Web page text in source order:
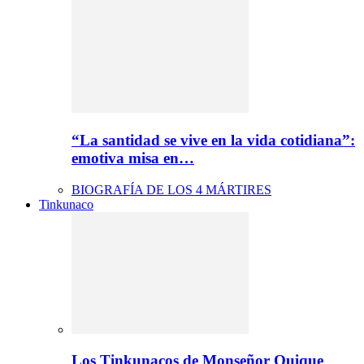
“La santidad se vive en la vida cotidiana”:
emotiva misa en…
BIOGRAFÍA DE LOS 4 MÁRTIRES
Tinkunaco
Los Tinkunacos de Monseñor Quique